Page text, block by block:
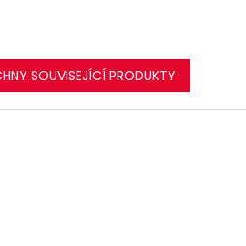
SOUVISEJÍCÍ PRODUKTY